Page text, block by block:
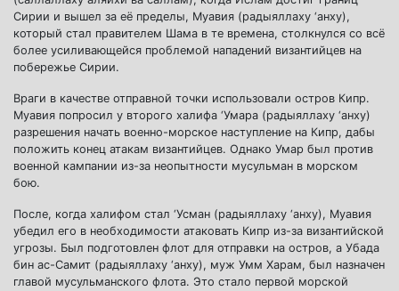
Сирии и вышел за её пределы, Муавия (радыяллаху ‘анху),
который стал правителем Шама в те времена, столкнулся со всё
более усиливающейся проблемой нападений византийцев на
побережье Сирии.
Враги в качестве отправной точки использовали остров Кипр.
Муавия попросил у второго халифа ‘Умара (радыяллаху ‘анху)
разрешения начать военно-морское наступление на Кипр, дабы
положить конец атакам византийцев. Однако Умар был против
военной кампании из-за неопытности мусульман в морском
бою.
После, когда халифом стал ‘Усман (радыяллаху ‘анху), Муавия
убедил его в необходимости атаковать Кипр из-за византийской
угрозы. Был подготовлен флот для отправки на остров, а Убада
бин ас-Самит (радыяллаху ‘анху), муж Умм Харам, был назначен
главой мусульманского флота. Это стало первой морской